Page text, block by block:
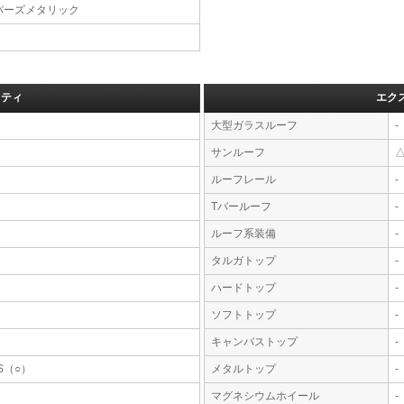
ーズメタリック
ィ
○）
エク
大型ガラスルーフ -
サンルーフ
ルーフレール -
Tバールーフ -
ルーフ系装備 -
タルガトップ -
ハードトップ -
ソフトトップ -
キャンバストップ -
メタルトップ -
マグネシウムホイール -